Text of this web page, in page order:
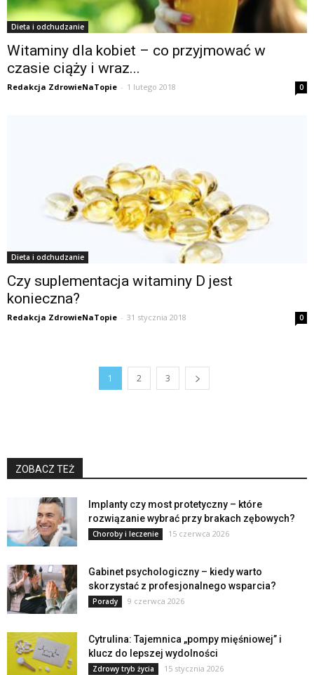
Dieta i odchudzanie
Witaminy dla kobiet – co przyjmować w
czasie ciąży i wraz...
Redakcja ZdrowieNaTopie - 1 lutego 2018 0
Dieta i odchudzanie
Czy suplementacja witaminy D jest
konieczna?
Redakcja ZdrowieNaTopie - 31 stycznia 2018 0
1 2 3
ZOBACZ TEŻ
Implanty czy most protetyczny – które
rozwiązanie wybrać przy brakach zębowych?
Choroby i leczenie 15 czerwca 2026
Gabinet psychologiczny – kiedy warto
skorzystać z profesjonalnego wsparcia?
Porady 9 czerwca 2026
Cytrulina: Tajemnica „pompy mięśniowej” i
klucz do lepszej wydolności
Zdrowy tryb życia 15 stycznia 2026